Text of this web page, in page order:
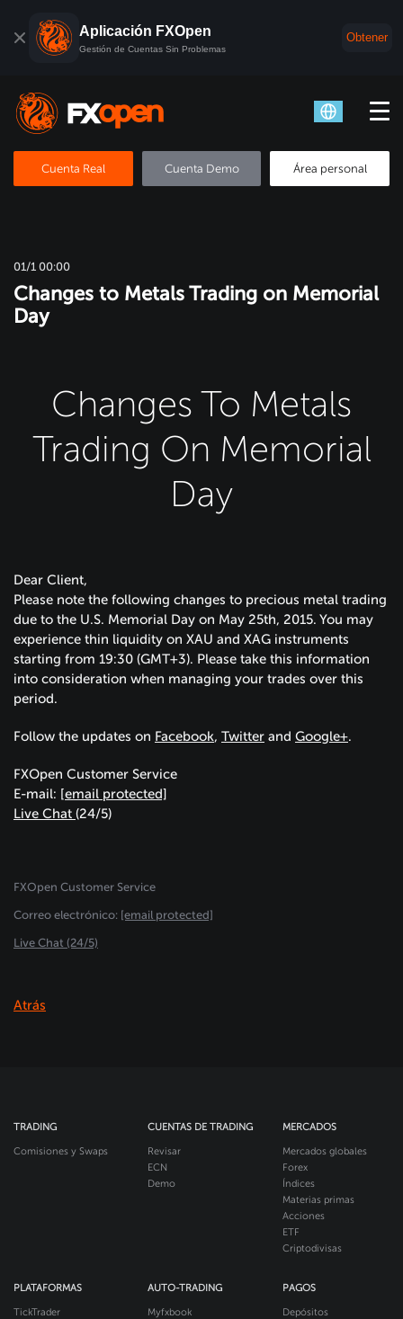
Aplicación FXOpen
Gestión de Cuentas Sin Problemas
Obtener
Cuenta Real Cuenta Demo Área personal
01/1 00:00
Changes to Metals Trading on Memorial
Day
Changes To Metals
Trading On Memorial
Day
Dear Client,
Please note the following changes to precious metal trading
due to the U.S. Memorial Day on May 25th, 2015. You may
experience thin liquidity on XAU and XAG instruments
starting from 19:30 (GMT+3). Please take this information
into consideration when managing your trades over this
period.
Follow the updates on Facebook, Twitter and Google+.
FXOpen Customer Service
E-mail: [email protected]
Live Chat (24/5)
FXOpen Customer Service
Сorreo electrónico: [email protected]
Live Chat (24/5)
Atrás
TRADING
Comisiones y Swaps
CUENTAS DE TRADING
Revisar
ECN
Demo
MERCADOS
Mercados globales
Forex
Índices
Materias primas
Acciones
ETF
Criptodivisas
PLATAFORMAS
TickTrader
AUTO-TRADING
Myfxbook
PAGOS
Depósitos